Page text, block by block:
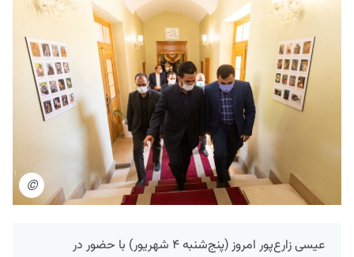
©
عیسی زارع‌پور امروز (پنج‌شنبه ۴ شهریور) با حضور در